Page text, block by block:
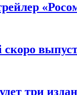
три